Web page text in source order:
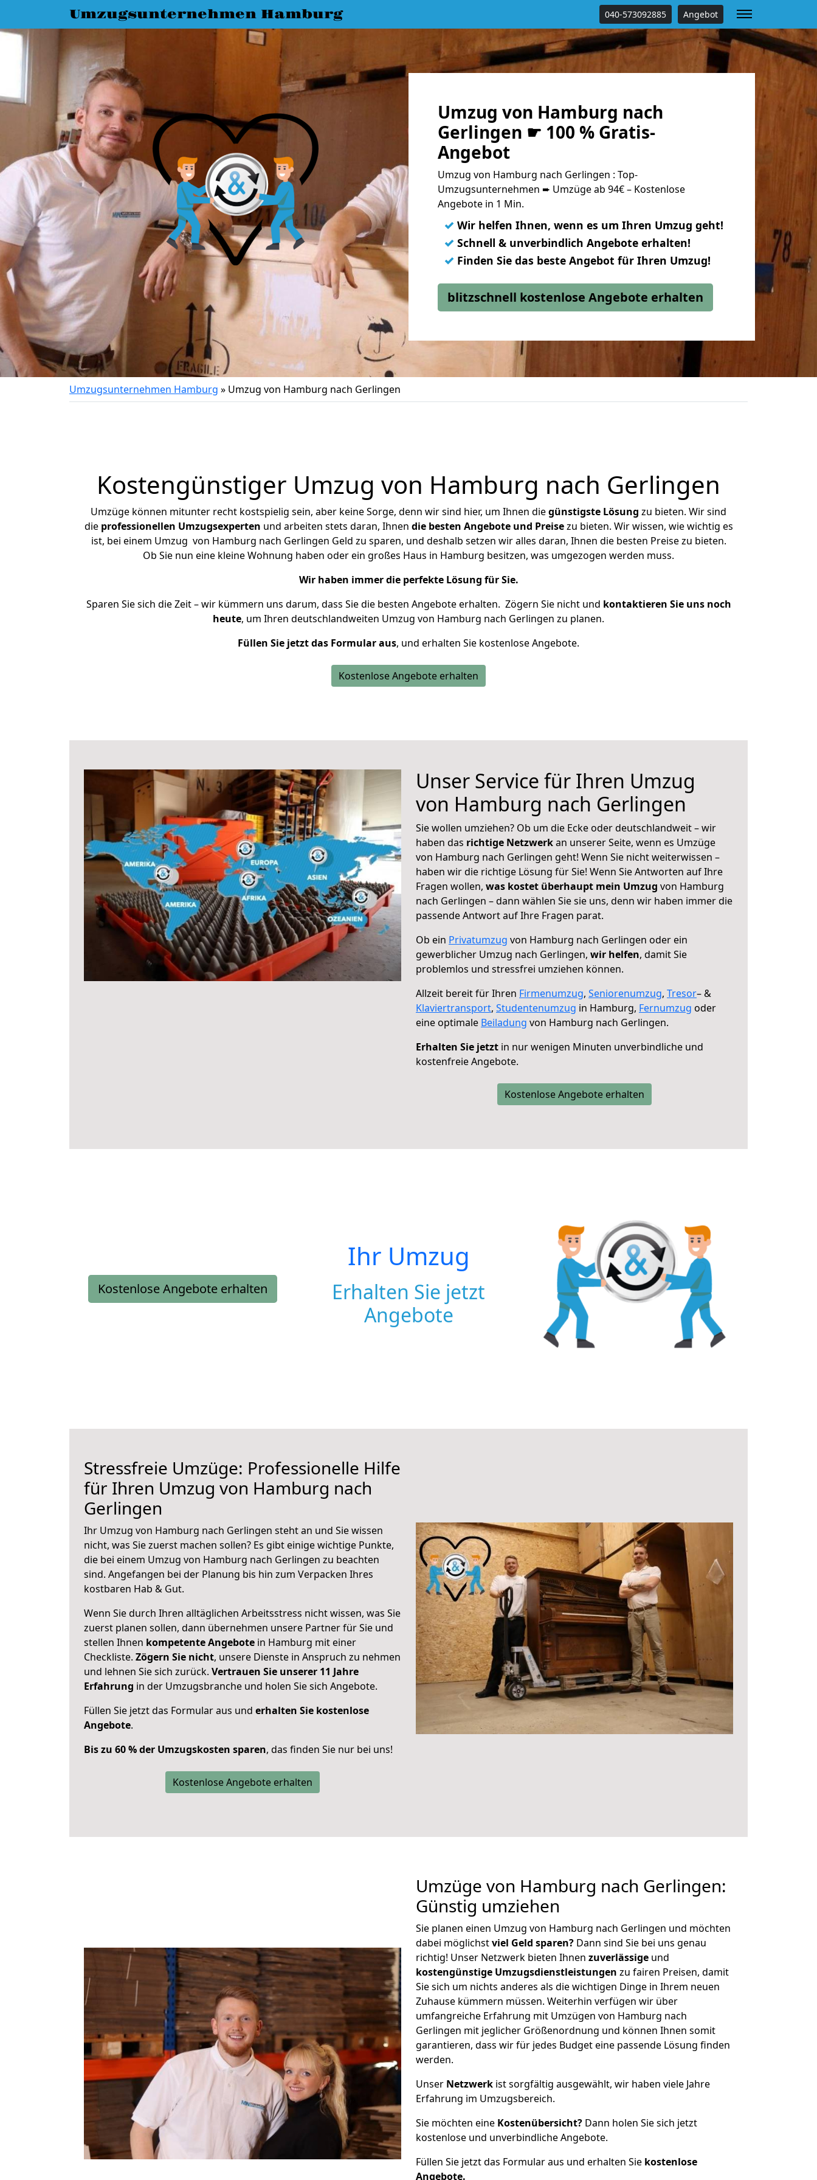
Umzugsunternehmen Hamburg 040-573092885 Angebot
Umzug von Hamburg nach
Gerlingen ☛ 100 % Gratis-
Angebot
Umzug von Hamburg nach Gerlingen : Top-
Umzugsunternehmen ➨ Umzüge ab 94€ – Kostenlose
Angebote in 1 Min.
✓ Wir helfen Ihnen, wenn es um Ihren Umzug geht!
✓ Schnell & unverbindlich Angebote erhalten!
✓ Finden Sie das beste Angebot für Ihren Umzug!
blitzschnell kostenlose Angebote erhalten
Umzugsunternehmen Hamburg » Umzug von Hamburg nach Gerlingen
Kostengünstiger Umzug von Hamburg nach Gerlingen
Umzüge können mitunter recht kostspielig sein, aber keine Sorge, denn wir sind hier, um Ihnen diegünstigste Lösung zu bieten. Wir sind
die professionellen Umzugsexperten und arbeiten stets daran, Ihnen die besten Angebote und Preisezu bieten. Wir wissen, wie wichtig es
ist, bei einem Umzug von Hamburg nach Gerlingen Geld zu sparen, und deshalb setzen wir alles daran, Ihnen die besten Preise zu bieten.
Ob Sie nun eine kleine Wohnung haben oder ein großes Haus in Hamburg besitzen, was umgezogen werden muss.
Wir haben immer die perfekte Lösung für Sie.
Sparen Sie sich die Zeit – wir kümmern uns darum, dass Sie die besten Angebote erhalten. Zögern Sie nicht und kontaktieren Sie uns noch
heute, um Ihren deutschlandweiten Umzug von Hamburg nach Gerlingen zu planen.
Füllen Sie jetzt das Formular aus, und erhalten Sie kostenlose Angebote.
Kostenlose Angebote erhalten
Unser Service für Ihren Umzug
von Hamburg nach Gerlingen
Sie wollen umziehen? Ob um die Ecke oder deutschlandweit – wir
haben das richtige Netzwerkan unserer Seite, wenn es Umzüge
von Hamburg nach Gerlingen geht! Wenn Sie nicht weiterwissen –
haben wir die richtige Lösung für Sie! Wenn Sie Antworten auf Ihre
Fragen wollen, was kostet überhaupt mein Umzug von Hamburg
nach Gerlingen – dann wählen Sie sie uns, denn wir haben immer die
passende Antwort auf Ihre Fragen parat.
Ob ein Privatumzug von Hamburg nach Gerlingen oder ein
gewerblicher Umzug nach Gerlingen, wir helfen, damit Sie
problemlos und stressfrei umziehen können.
Allzeit bereit für Ihren Firmenumzug, Seniorenumzug, Tresor– &
Klaviertransport, Studentenumzug in Hamburg, Fernumzug oder
eine optimale Beiladung von Hamburg nach Gerlingen.
Erhalten Sie jetzt in nur wenigen Minuten unverbindliche und
kostenfreie Angebote.
Kostenlose Angebote erhalten
Kostenlose Angebote erhalten
Ihr Umzug
Erhalten Sie jetzt
Angebote
Stressfreie Umzüge: Professionelle Hilfe
für Ihren Umzug von Hamburg nach
Gerlingen
Ihr Umzug von Hamburg nach Gerlingen steht an und Sie wissen
nicht, was Sie zuerst machen sollen? Es gibt einige wichtige Punkte,
die bei einem Umzug von Hamburg nach Gerlingen zu beachten
sind. Angefangen bei der Planung bis hin zum Verpacken Ihres
kostbaren Hab & Gut.
Wenn Sie durch Ihren alltäglichen Arbeitsstress nicht wissen, was Sie
zuerst planen sollen, dann übernehmen unsere Partner für Sie und
stellen Ihnen kompetente Angebote in Hamburg mit einer
Checkliste. Zögern Sie nicht, unsere Dienste in Anspruch zu nehmen
und lehnen Sie sich zurück. Vertrauen Sie unserer 11 Jahre
Erfahrung in der Umzugsbranche und holen Sie sich Angebote.
Füllen Sie jetzt das Formular aus und erhalten Sie kostenlose
Angebote.
Bis zu 60 % der Umzugskosten sparen, das finden Sie nur bei uns!
Kostenlose Angebote erhalten
Umzüge von Hamburg nach Gerlingen:
Günstig umziehen
Sie planen einen Umzug von Hamburg nach Gerlingen und möchten
dabei möglichstviel Geld sparen? Dann sind Sie bei uns genau
richtig! Unser Netzwerk bieten Ihnen zuverlässige und
kostengünstige Umzugsdienstleistungen zu fairen Preisen, damit
Sie sich um nichts anderes als die wichtigen Dinge in Ihrem neuen
Zuhause kümmern müssen. Weiterhin verfügen wir über
umfangreiche Erfahrung mit Umzügen von Hamburg nach
Gerlingen mit jeglicher Größenordnung und können Ihnen somit
garantieren, dass wir für jedes Budget eine passende Lösung finden
werden.
Unser Netzwerk ist sorgfältig ausgewählt, wir haben viele Jahre
Erfahrung im Umzugsbereich.
Sie möchten eine Kostenübersicht? Dann holen Sie sich jetzt
kostenlose und unverbindliche Angebote.
Füllen Sie jetzt das Formular aus und erhalten Sie kostenlose
Angebote.